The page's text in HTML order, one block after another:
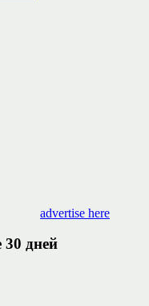
advertise here
дней